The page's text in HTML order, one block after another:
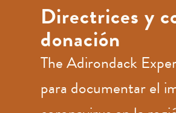
Directrices y
donación
The Adirondack
para documentar el